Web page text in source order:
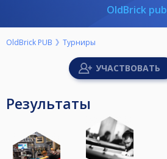
OldBrick pub
OldBrick PUB Турниры
Результаты